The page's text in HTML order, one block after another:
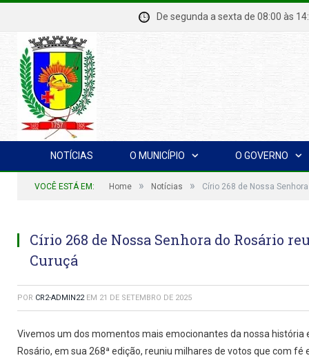
De segunda a sexta de 08:00
NOTÍCIAS O MUNICÍPIO O GOVERNO
VOCÊ ESTÁ EM: Home » Notícias » Círio 268 de Nossa
Círio 268 de Nossa Senhora do Rosário
Curuçá
POR CR2-ADMIN22 EM 21 DE SETEMBRO DE 2025
Vivemos um dos momentos mais emocionantes da nossa história
Rosário, em sua 268ª edição, reuniu milhares de votos que com